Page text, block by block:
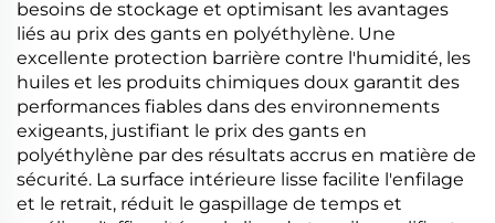
besoins de stockage et optimisant les avantages
liés au prix des gants en polyéthylène. Une
excellente protection barrière contre l'humidité, les
huiles et les produits chimiques doux garantit des
performances fiables dans des environnements
exigeants, justifiant le prix des gants en
polyéthylène par des résultats accrus en matière de
sécurité. La surface intérieure lisse facilite l'enfilage
et le retrait, réduit le gaspillage de temps et